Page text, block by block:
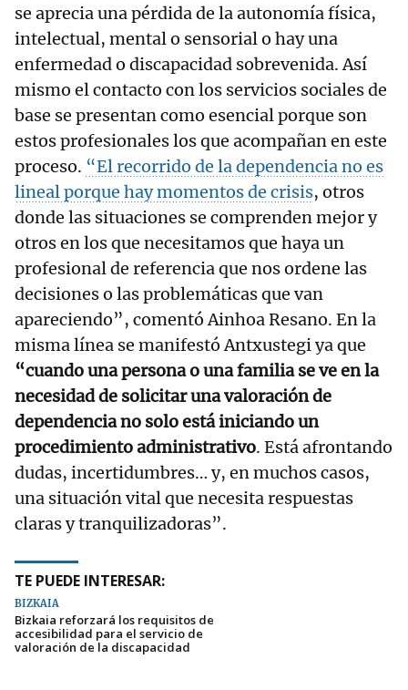
se aprecia una pérdida de la autonomía física,
intelectual, mental o sensorial o hay una
enfermedad o discapacidad sobrevenida. Así
mismo el contacto con los servicios sociales de
base se presentan como esencial porque son
estos profesionales los que acompañan en este
proceso. “El recorrido de la dependencia no es
lineal porque hay momentos de crisis, otros
donde las situaciones se comprenden mejor y
otros en los que necesitamos que haya un
profesional de referencia que nos ordene las
decisiones o las problemáticas que van
apareciendo”, comentó Ainhoa Resano. En la
misma línea se manifestó Antxustegi ya que
“cuando una persona o una familia se ve en la
necesidad de solicitar una valoración de
dependencia no solo está iniciando un
procedimiento administrativo. Está afrontando
dudas, incertidumbres… y, en muchos casos,
una situación vital que necesita respuestas
claras y tranquilizadoras”.
TE PUEDE INTERESAR:
BIZKAIA
Bizkaia reforzará los requisitos de
accesibilidad para el servicio de
valoración de la discapacidad